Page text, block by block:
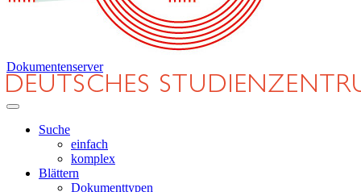
Dokumentenserver
Suche
einfach
komplex
Blättern
Dokumenttypen